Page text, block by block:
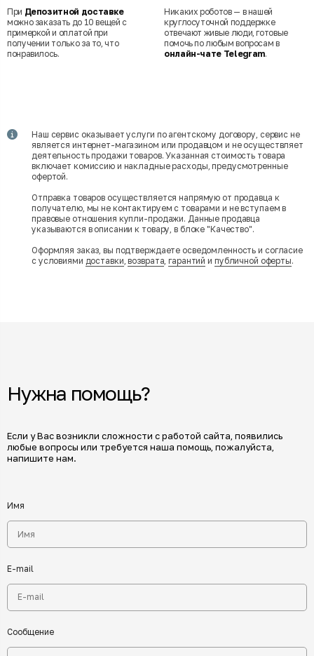
При Депозитной доставке
можно заказать до 10 вещей с
примеркой и оплатой при
получении только за то, что
понравилось.
Никаких роботов — в нашей
круглосуточной поддержке
отвечают живые люди, готовые
помочь по любым вопросам в
онлайн-чате Telegram.
Наш сервис оказывает услуги по агентскому договору, сервис не
является интернет-магазином или продавцом и не осуществляет
деятельность продажи товаров. Указанная стоимость товара
включает комиссию и накладные расходы, предусмотренные
офертой.
Отправка товаров осуществляется напрямую от продавца к
получателю, мы не контактируем с товарами и не вступаем в
правовые отношения купли-продажи. Данные продавца
указываются в описании к товару, в блоке "Качество".
Оформляя заказ, вы подтверждаете осведомленность и согласие
с условиями доставки,возврата,гарантий и публичной оферты.
Нужна помощь?
Если у Вас возникли сложности с работой сайта, появились
любые вопросы или требуется наша помощь, пожалуйста,
напишите нам.
Имя
E-mail
Сообщение